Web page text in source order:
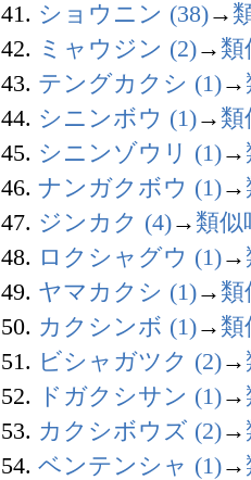
41. ショウニン (38)→
42. ミャウジン (2)→ 類
43. テングカクシ (1)→
44. シニンボウ (1)→ 類
45. シニンゾウリ (1)→
46. ナンガクボウ (1)→
47. ジンカク (4)→ 類似
48. ロクシャグウ (1)→
49. ヤマカクシ (1)→ 類
50. カクシンボ (1)→ 類
51. ビシャガツク (2)→
52.
ドガクシサン (1)→
53. カクシボウズ (2)→
54. ベンテンシャ (1)→